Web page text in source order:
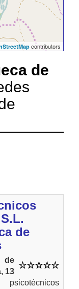
contributors
de
de
de
13